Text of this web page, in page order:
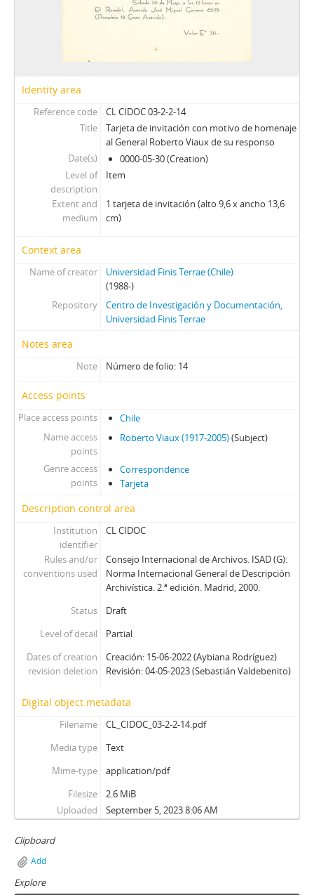
Identity area
Reference code
CL CIDOC 03-2-2-14
Title
Tarjeta de invitación con motivo de homenaje
al General Roberto Viaux de su responso
Date(s)
0000-05-30 (Creation)
Level of
description
Item
Extent and
medium
1 tarjeta de invitación (alto 9,6 x ancho 13,6
cm)
Context area
Name of creator
Universidad Finis Terrae (Chile)
(1988-)
Repository
Centro de Investigación y Documentación,
Universidad Finis Terrae
Notes area
Note Número de folio: 14
Access points
Place access points
Chile
Name access
points
Roberto Viaux (1917-2005)(Subject)
Genre access
points
Correspondence
Tarjeta
Description control area
Institution
identifier
CL CIDOC
Rules and/or
conventions used
Consejo Internacional de Archivos. ISAD (G):
Norma Internacional General de Descripción
Archivística. 2.ª edición. Madrid, 2000.
Status
Draft
Level of detail
Partial
Dates of creation
revision deletion
Creación: 15-06-2022 (Aybiana Rodríguez)
Revisión: 04-05-2023 (Sebastián Valdebenito)
Digital object metadata
Filename
CL_CIDOC_03-2-2-14.pdf
Media type
Text
Mime-type
application/pdf
Filesize
2.6 MiB
Uploaded
September 5, 2023 8:06 AM
Clipboard
Add
Explore